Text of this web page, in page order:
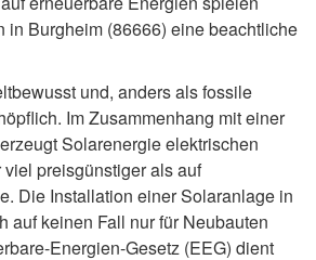
in Burgheim (86666) eine beachtliche
und, anders als fossile
Im Zusammenhang mit einer
Solarenergie elektrischen
preisgünstiger als auf
Die Installation einer Solaranlage in
auf keinen Fall nur für Neubauten
Energien-Gesetz (EEG) dient